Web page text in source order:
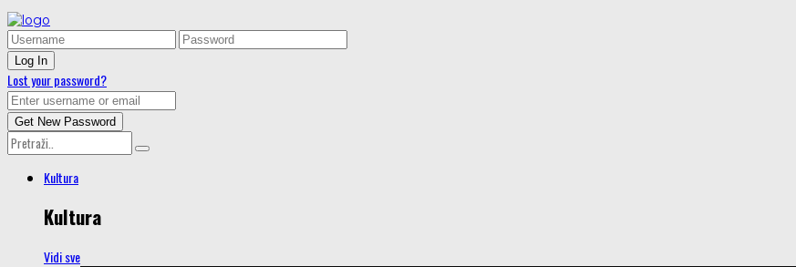
Lost your password?
Kultura
Kultura
Vidi sve